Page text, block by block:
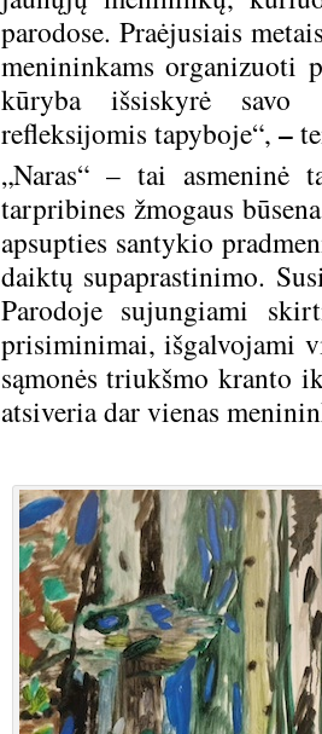
parodose. Praėjusiais
menininkams organizuoti
kūryba išsiskyrė savo
refleksijomis tapyboje“, –
„Naras“ – tai asmeninė
tarpribines žmogaus
apsupties santykio
daiktų supaprastinimo.
Parodoje sujungiami
prisiminimai, išgalvojami
sąmonės triukšmo kranto
atsiveria dar vienas